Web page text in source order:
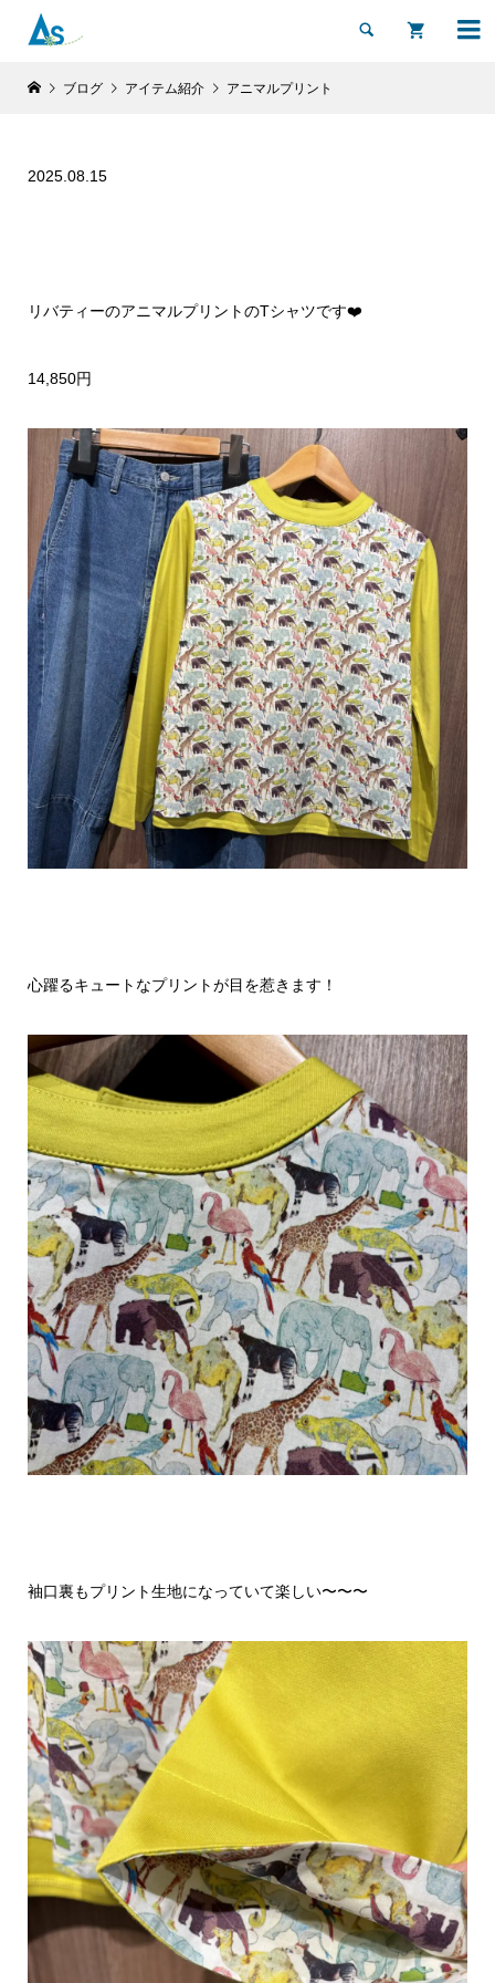
 
ブログ アイテム紹介 アニマルプリント
2025.08.15
リバティーのアニマルプリントのTシャツです❤️
14,850円
心躍るキュートなプリントが目を惹きます！
袖口裏もプリント生地になっていて楽しい〜〜〜